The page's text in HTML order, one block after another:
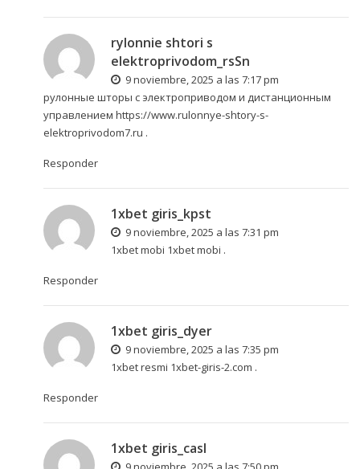
rylonnie shtori s
elektroprivodom_rsSn
9 noviembre, 2025 a las 7:17 pm
рулонные шторы с электроприводом и дистанционным
управлением https://www.rulonnye-shtory-s-
elektroprivodom7.ru .
Responder
1xbet giris_kpst
9 noviembre, 2025 a las 7:31 pm
1xbet mobi 1xbet mobi .
Responder
1xbet giris_dyer
9 noviembre, 2025 a las 7:35 pm
1xbet resmi 1xbet-giris-2.com .
Responder
1xbet giris_casl